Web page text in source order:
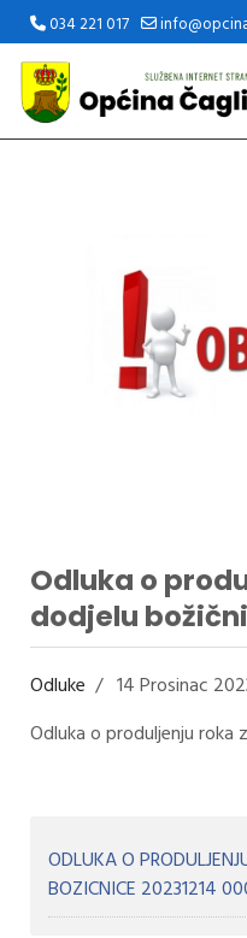
034 221 017
Odluka o
dodjelu
Odluke
14 Prosinac
Odluka o produljenju roka
ODLUKA O
BOZICNICE 20231214